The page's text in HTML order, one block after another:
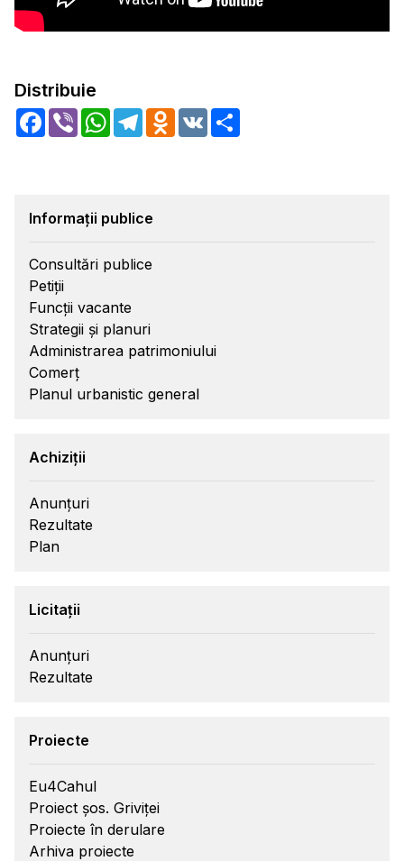
Distribuie
Facebook
Viber WhatsApp
TelegramOdnoklassniki
VK
Informații publice
Consultări publice
Petiții
Funcții vacante
Strategii și planuri
Administrarea patrimoniului
Comerț
Planul urbanistic general
Achiziții
Anunțuri
Rezultate
Plan
Licitații
Anunțuri
Rezultate
Proiecte
Eu4Cahul
Proiect șos. Griviței
Proiecte în derulare
Arhiva proiecte